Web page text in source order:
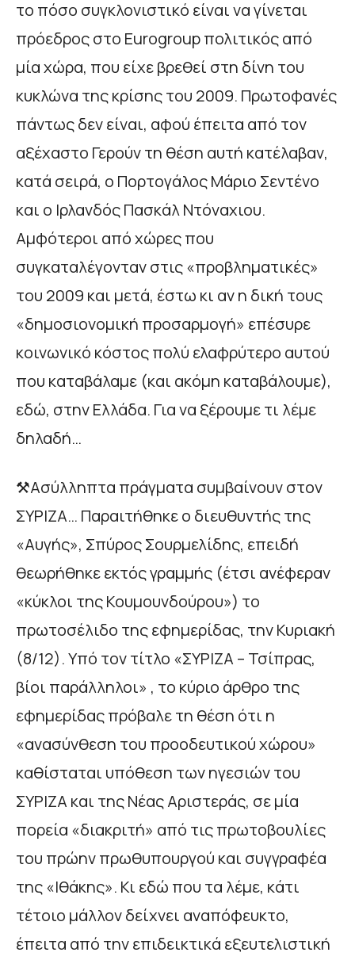
το πόσο συγκλονιστικό είναι να γίνεται
πρόεδρος στο Eurogroup πολιτικός από
μία χώρα, που είχε βρεθεί στη δίνη του
κυκλώνα της κρίσης του 2009. Πρωτοφανές
πάντως δεν είναι, αφού έπειτα από τον
αξέχαστο Γερούν τη θέση αυτή κατέλαβαν,
κατά σειρά, ο Πορτογάλος Μάριο Σεντένο
και ο Ιρλανδός Πασκάλ Ντόναχιου.
Αμφότεροι από χώρες που
συγκαταλέγονταν στις «προβληματικές»
του 2009 και μετά, έστω κι αν η δική τους
«δημοσιονομική προσαρμογή» επέσυρε
κοινωνικό κόστος πολύ ελαφρύτερο αυτού
που καταβάλαμε (και ακόμη καταβάλουμε),
εδώ, στην Ελλάδα. Για να ξέρουμε τι λέμε
δηλαδή…
⚒️Ασύλληπτα πράγματα συμβαίνουν στον
ΣΥΡΙΖΑ… Παραιτήθηκε ο διευθυντής της
«Αυγής», Σπύρος Σουρμελίδης, επειδή
θεωρήθηκε εκτός γραμμής (έτσι ανέφεραν
«κύκλοι της Κουμουνδούρου») το
πρωτοσέλιδο της εφημερίδας, την Κυριακή
(8/12). Υπό τον τίτλο «ΣΥΡΙΖΑ – Τσίπρας,
βίοι παράλληλοι» , το κύριο άρθρο της
εφημερίδας πρόβαλε τη θέση ότι η
«ανασύνθεση του προοδευτικού χώρου»
καθίσταται υπόθεση των ηγεσιών του
ΣΥΡΙΖΑ και της Νέας Αριστεράς, σε μία
πορεία «διακριτή» από τις πρωτοβουλίες
του πρώην πρωθυπουργού και συγγραφέα
της «Ιθάκης». Κι εδώ που τα λέμε, κάτι
τέτοιο μάλλον δείχνει αναπόφευκτο,
έπειτα από την επιδεικτικά εξευτελιστική